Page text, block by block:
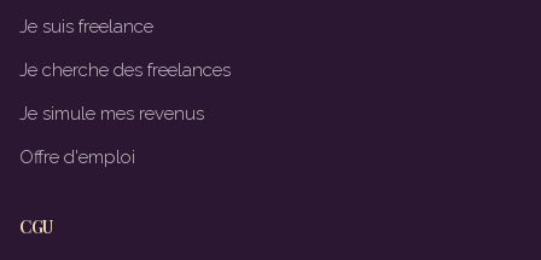
Je suis freelance
Je cherche des freelances
Je simule mes revenus
Offre d'emploi
CGU